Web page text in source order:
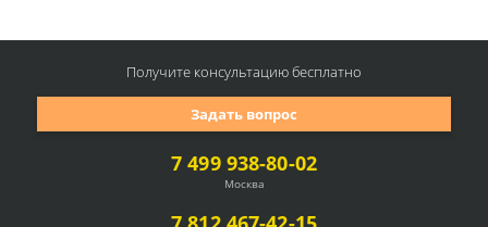
7 499 938-80-02
Москва
Задать вопрос
Получите консультациюбесплатно